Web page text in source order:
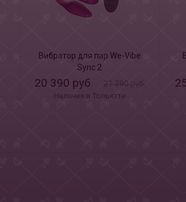
Вибратор для пар We-Vibe
Sync 2
20 390 руб. 21 390 руб.
Наличие в Тольятти